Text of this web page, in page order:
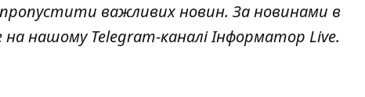
важливих новин. За новинами в
нашому Telegram-каналіІнформатор Live.